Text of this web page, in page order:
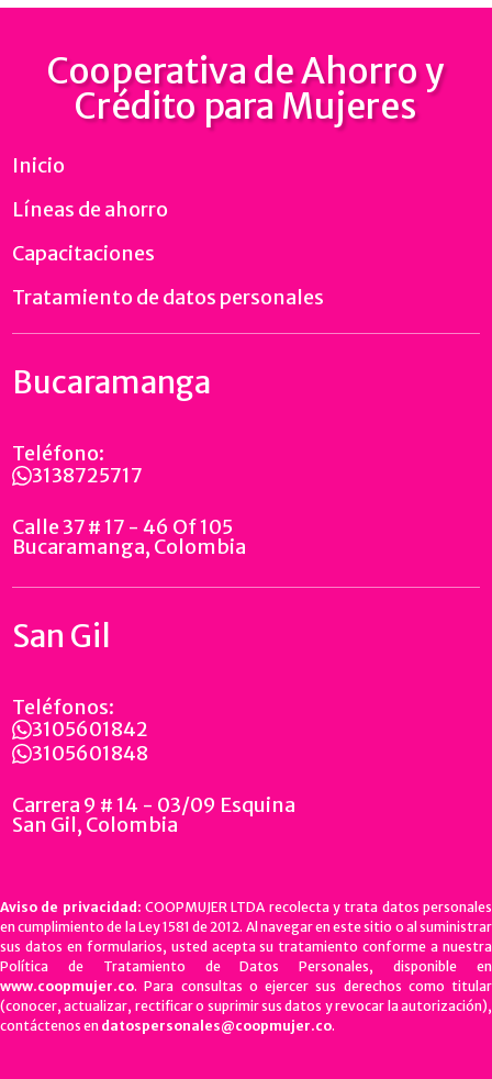
Cooperativa de Ahorro y
Crédito para Mujeres
Inicio
Líneas de ahorro
Capacitaciones
Tratamiento de datos personales
Bucaramanga
Teléfono:
3138725717
Calle 37 # 17 - 46 Of 105
Bucaramanga, Colombia
San Gil
Teléfonos:
3105601842
3105601848
Carrera 9 # 14 - 03/09 Esquina
San Gil, Colombia
Aviso de privacidad: COOPMUJER LTDA recolecta y trata datos personales
en cumplimiento de la Ley 1581 de 2012. Al navegar en este sitio o al suministrar
sus datos en formularios, usted acepta su tratamiento conforme a nuestra
Política de Tratamiento de Datos Personales, disponible en
www.coopmujer.co. Para consultas o ejercer sus derechos como titular
(conocer, actualizar, rectificar o suprimir sus datos y revocar la autorización),
contáctenos en datospersonales@coopmujer.co.